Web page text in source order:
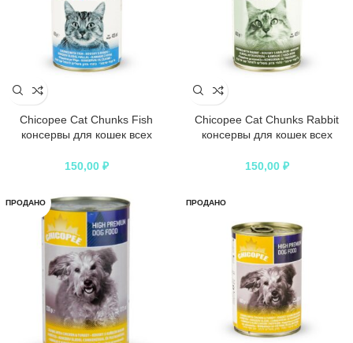
Chicopee Cat Chunks Fish
консервы для кошек всех
соусе – 400 г
150,00 ₽
Chicopee Cat Chunks Rabbit
консервы для кошек всех
соусе – 400 г
150,00 ₽
ПРОДАНО ПРОДАНО